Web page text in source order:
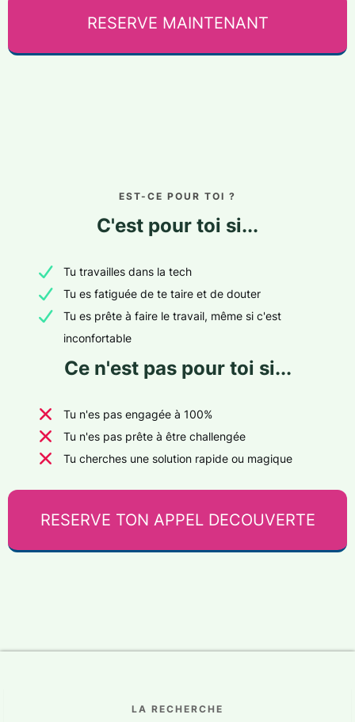
RESERVE MAINTENANT
EST-CE POUR TOI ?
C'est pour toi si...
Tu travailles dans la tech
Tu es fatiguée de te taire et de douter
Tu es prête à faire le travail, même si c'est
inconfortable
Ce n'est pas pour toi si...
Tu n'es pas engagée à 100%
Tu n'es pas prête à être challengée
Tu cherches une solution rapide ou magique
RESERVE TON APPEL DECOUVERTE
LA RECHERCHE